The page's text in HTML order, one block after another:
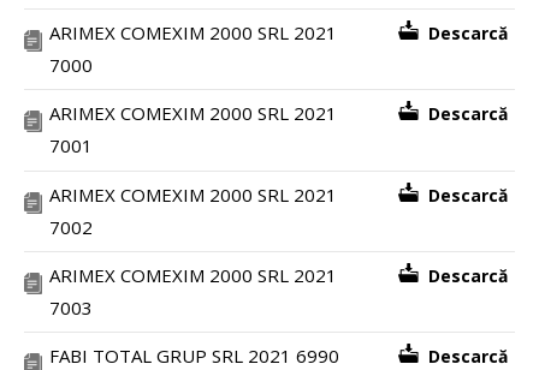
ARIMEX COMEXIM 2000 SRL 2021
7000
Descarcă
ARIMEX COMEXIM 2000 SRL 2021
7001
Descarcă
ARIMEX COMEXIM 2000 SRL 2021
7002
Descarcă
ARIMEX COMEXIM 2000 SRL 2021
7003
Descarcă
FABI TOTAL GRUP SRL 2021 6990 Descarcă